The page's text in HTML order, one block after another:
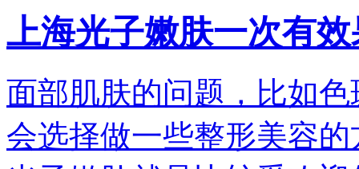
上海光子嫩肤一次有
面部肌肤的问题，比如
会选择做一些整形美容